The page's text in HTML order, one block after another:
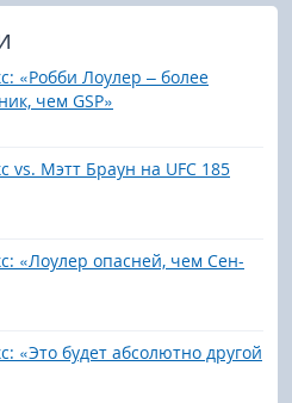
«Робби Лоулер – более
чем GSP»
vs. Мэтт Браун на UFC 185
«Лоулер опасней, чем Сен-
«Это будет абсолютно другой